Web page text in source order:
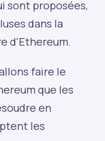
sont proposées,
dans la
d'Ethereum.
faire le
que les
en
les